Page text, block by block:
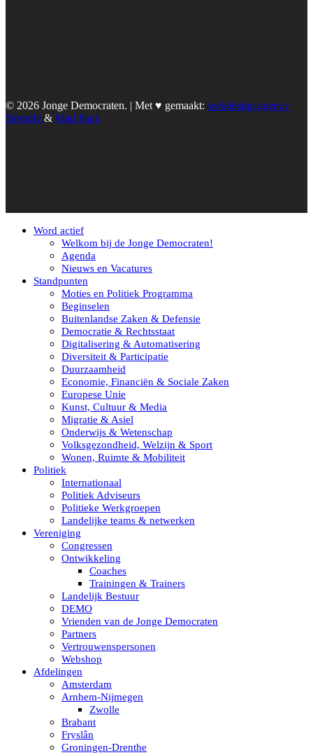
© 2026 Jonge Democraten. | Met ♥︎ gemaakt: webdesign agency
Brendly & Mad Pack
Word actief
Welkom bij de Jonge Democraten!
Agenda
Nieuws en Vacatures
Standpunten
Moties en Politiek Programma
Beginselen
Buitenlandse Zaken & Defensie
Democratie & Rechtsstaat
Digitalisering & Automatisering
Diversiteit & Participatie
Duurzaamheid
Economie, Financiën & Sociale Zaken
Europese Unie
Kunst, Cultuur & Media
Migratie & Asiel
Onderwijs & Wetenschap
Volksgezondheid, Welzijn & Sport
Wonen, Ruimte & Mobiliteit
Politiek
Internationaal
Politiek Adviseurs
Politieke Werkgroepen
Landelijke teams & netwerken
Vereniging
Congressen
Ontwikkeling
Coaches
Trainingen & Trainers
Landelijk Bestuur
DEMO
Vrienden van de Jonge Democraten
Partners
Vertrouwenspersonen
Webshop
Afdelingen
Amsterdam
Arnhem-Nijmegen
Zwolle
Brabant
Fryslân
Groningen-Drenthe